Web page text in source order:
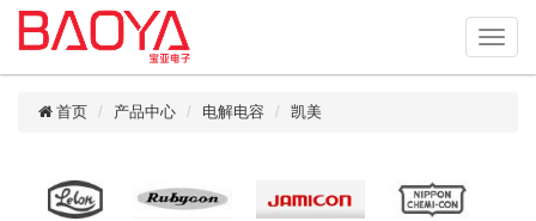
首页 产品中心 电解电容 凯美